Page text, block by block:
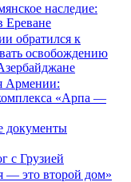
наследие:
Ереване
обратился к
освобождению
Армении:
комплекса «Арпа —
документы
с Грузией
— это второй дом»